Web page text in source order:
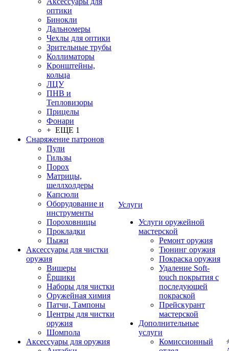
оптики
Бинокли
Дальномеры
Чехлы для оптики
Зрительные трубы
Коллиматоры
Кронштейны,
кольца
ЛЦУ
ПНВ и
Тепловизоры
Прицелы
Фонари
+ ЕЩЕ 1
Снаряжение патронов
Пули
Гильзы
Порох
Матрицы,
шеллхолдеры
Капсюли
Оборудование и
инструменты
Пороховницы
Прокладки
Пыжи
Аксессуары для чистки
оружия
Вишеры
Ёршики
Наборы для чистки
Оружейная химия
Патчи, Тампоны
Центры для чистки
оружия
Шомпола
Аксессуары для оружия
Услуги
Услуги оружейной
мастерской
Ремонт оружия
Тюнинг оружия
Покраска оружия
Удаление Soft-
touch покрытия с
последующей
покраской
Прейскурант
мастерской
Дополнительные
услуги
Комиссионный